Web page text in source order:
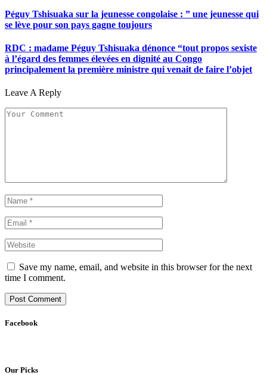
Péguy Tshisuaka sur la jeunesse congolaise : ” une jeunesse qui
se lève pour son pays gagne toujours
RDC : madame Péguy Tshisuaka dénonce “tout propos sexiste
à l’égard des femmes élevées en dignité au Congo
principalement la première ministre qui venait de faire l’objet
Leave A Reply
Save my name, email, and website in this browser for the next
time I comment.
Facebook
Our Picks